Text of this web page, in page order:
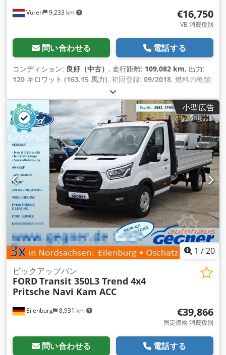
Vuren 9,233 km €16,750
VB 消費税別
問い合わせる 電話する
コンディション: 良好（中古） , 走行距離: 109,082 km, 出力:
120 キロワット (163.15 馬力), 初回登録: 09/2018, 燃料の種類:
225/75R16
イールベース:4,040 mm, 燃料:ディーゼル, 色:シルバー, 運転
席:デイキャブ, 変速方式: 機械式, ギア数:6, 排出クラス:ユー
ロ6, サスペンション: その他, 座席数:3, 全長:6,700 mm, 全幅:
2,120 mm
, 全高:2,400 mm, 荷室長:4,200 mm, 荷室幅:
2,020 mm
, 荷室高:400 mm, 製造年:2018, 装備: ABS（アン
チロック・ブレーキ・システム）, エアコン, セントラルロック,
トラクションコントロール, トレーラー連結装置, ナビゲーショ
ンシステム, ブルートゥース, 電動ウィンドウ調節, 電動ミラー,
小型広告
1 /20
Eilenburg 8,931 km
ピックアップバン
FORDTransit 350L3 Trend 4x4
Pritsche Navi Kam ACC
€39,866
固定価格 消費税別
問い合わせる 電話する